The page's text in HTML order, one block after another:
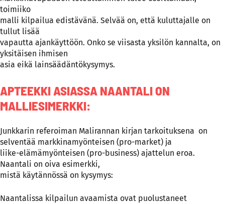
toimiiko
malli kilpailua edistävänä. Selvää on, että kuluttajalle on
tullut lisää
vapautta ajankäyttöön. Onko se viisasta yksilön kannalta, on
yksitäisen ihmisen
asia eikä lainsäädäntökysymys.
APTEEKKI ASIASSA NAANTALI ON
MALLIESIMERKKI:
Junkkarin referoiman Malirannan kirjan tarkoituksena on
selventää markkinamyönteisen (pro-market) ja
liike-elämämyönteisen (pro-business) ajattelun eroa.
Naantali on oiva esimerkki,
mistä käytännössä on kysymys:
Naantalissa kilpailun avaamista ovat puolustaneet